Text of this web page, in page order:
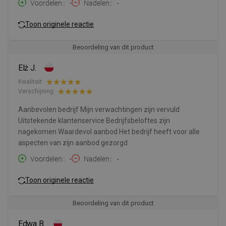
Voordelen: - Nadelen: -
Toon originele reactie
Beoordeling van dit product
Elż J.
Kwaliteit:
Verschijning:
Aanbevolen bedrijf Mijn verwachtingen zijn vervuld
Uitstekende klantenservice Bedrijfsbeloftes zijn
nagekomen Waardevol aanbod Het bedrijf heeft voor alle
aspecten van zijn aanbod gezorgd
Voordelen:
- Nadelen: -
Toon originele reactie
Beoordeling van dit product
Edwa B.